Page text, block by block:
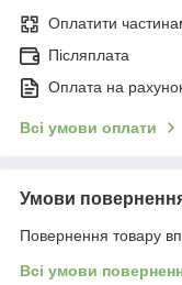
Оплатити
Післяплата
Оплата на
Всі умови оплати
Умови
Повернення товару
Всі умови